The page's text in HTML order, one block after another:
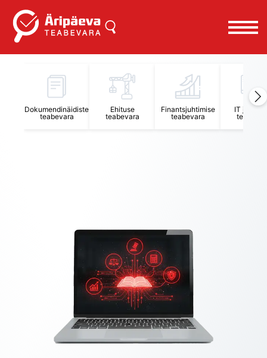
Dokumendinäidiste
teabevara
Ehituse
teabevara
Finantsjuhtimise
teabevara
IT